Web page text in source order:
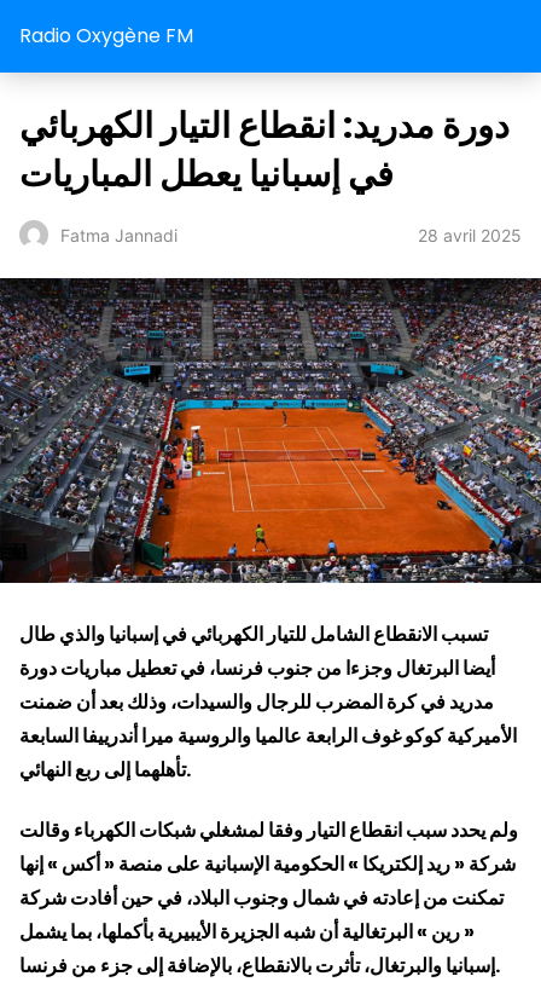
Radio Oxygène FM
دورة مدريد: انقطاع التيار الكهربائي
في إسبانيا يعطل المباريات
Fatma Jannadi 28 avril 2025
تسبب الانقطاع الشامل للتيار الكهربائي في إسبانيا والذي طال
أيضا البرتغال وجزءا من جنوب فرنسا، في تعطيل مباريات دورة
مدريد في كرة المضرب للرجال والسيدات، وذلك بعد أن ضمنت
الأميركية كوكو غوف الرابعة عالميا والروسية ميرا أندرييفا السابعة
تأهلهما إلى ربع النهائي.
ولم يحدد سبب انقطاع التيار وفقا لمشغلي شبكات الكهرباء وقالت
شركة « ريد إلكتريكا » الحكومية الإسبانية على منصة « أكس » إنها
تمكنت من إعادته في شمال وجنوب البلاد، في حين أفادت شركة
« رين » البرتغالية أن شبه الجزيرة الأيبيرية بأكملها، بما يشمل
إسبانيا والبرتغال، تأثرت بالانقطاع، بالإضافة إلى جزء من فرنسا.